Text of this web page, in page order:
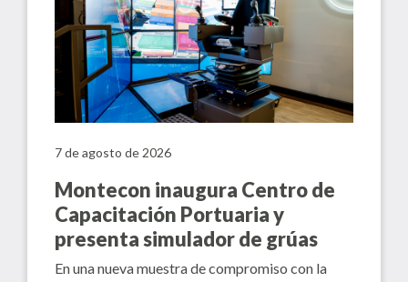
7 de agosto de 2026
Montecon inaugura Centro de
Capacitación Portuaria y
presenta simulador de grúas
En una nueva muestra de compromiso con la